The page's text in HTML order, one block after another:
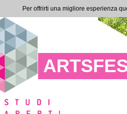
Per offrirti una migliore esperienza